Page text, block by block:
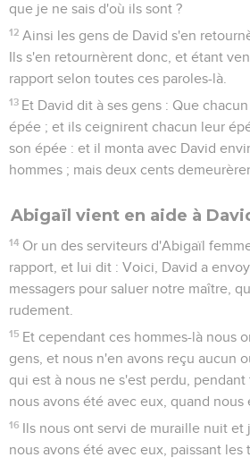
que je ne sais d'où ils sont ?
12 Ainsi les gens de David s'en
Ils s'en retournèrent donc, et étant
rapport selon toutes ces paroles-là.
13 Et David dit à ses gens : Que
épée ; et ils ceignirent chacun leur
son épée : et il monta avec David
hommes ; mais deux cents
Abigaïl vient en aide à
14 Or un des serviteurs d'Abigaïl
rapport, et lui dit : Voici, David a
messagers pour saluer notre maître,
rudement.
15 Et cependant ces hommes-là nous
gens, et nous n'en avons reçu aucun
qui est à nous ne s'est perdu,
nous avons été avec eux, quand nous
16 Ils nous ont servi de muraille nuit
nous avons été avec eux, paissant les